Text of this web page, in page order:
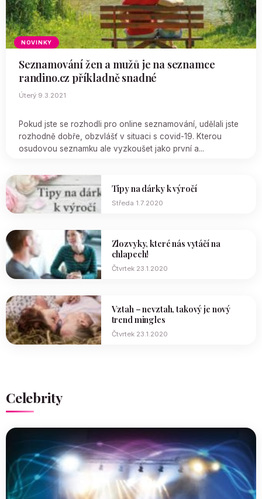
NOVINKY
Seznamování žen a mužů je na seznamce
randino.cz příkladně snadné
Úterý 9.3.2021
Pokud jste se rozhodli pro online seznamování, udělali jste
rozhodně dobře, obzvlášť v situaci s covid-19. Kterou
osudovou seznamku ale vyzkoušet jako první a...
Tipy na dárky k výročí
Středa 1.7.2020
Zlozvyky, které nás vytáčí na
chlapech!
Čtvrtek 23.1.2020
Vztah – nevztah, takový je nový
trend mingles
Čtvrtek 23.1.2020
Celebrity